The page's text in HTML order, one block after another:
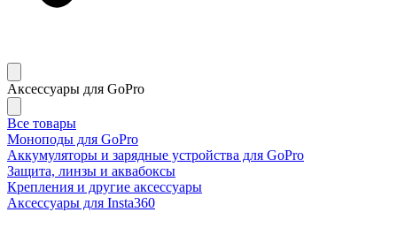
Аксессуары для GoPro
Все товары
Моноподы для GoPro
Аккумуляторы и зарядные устройства для GoPro
Защита, линзы и аквабоксы
Крепления и другие аксессуары
Аксессуары для Insta360